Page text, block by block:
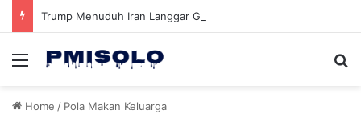
Menu
Home / Pola Makan Keluarga